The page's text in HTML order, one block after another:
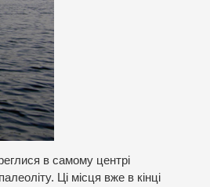
в самому центрі
Ці місця вже в кінці